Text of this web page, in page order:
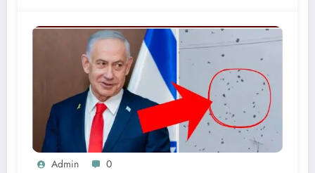
Admin 0